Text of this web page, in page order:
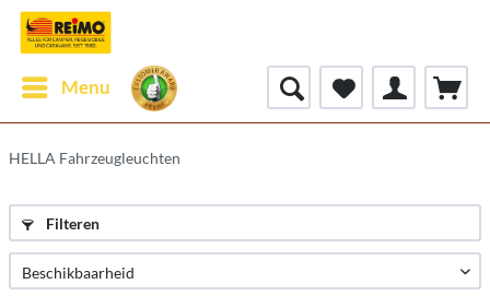
Menu
HELLA Fahrzeugleuchten
Filteren